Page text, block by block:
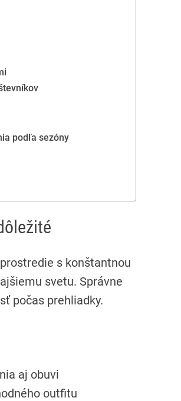
podľa sezóny
s konštantnou
svetu. Správne
počas prehliadky.
aj obuvi
outfitu